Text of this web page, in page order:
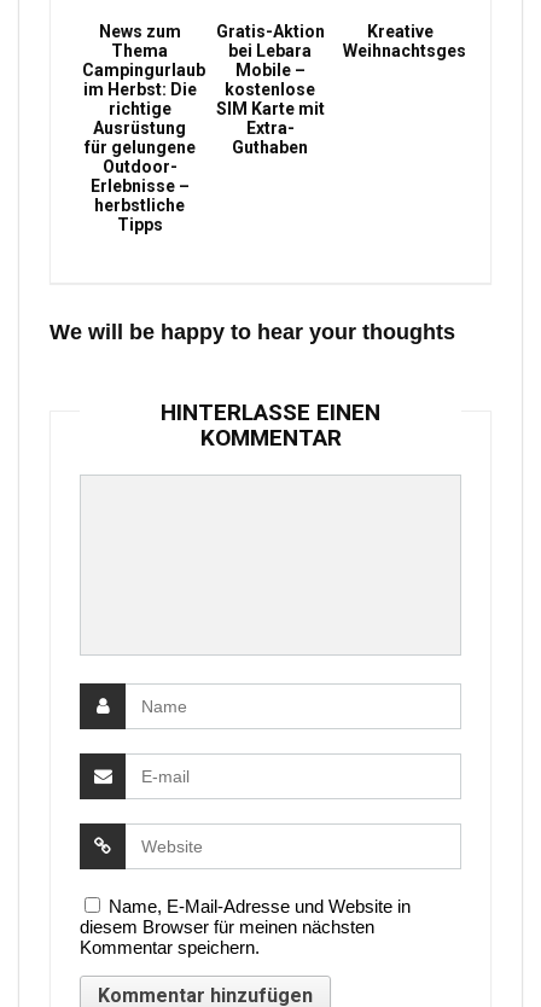
News zum
Thema
Campingurlaub
im Herbst: Die
richtige
Ausrüstung
für gelungene
Outdoor-
Erlebnisse –
herbstliche
Tipps
Gratis-Aktion
bei Lebara
Mobile –
kostenlose
SIM Karte mit
Extra-
Guthaben
Kreative
Weihnachtsgeschenke
We will be happy to hear your thoughts
HINTERLASSE EINEN
KOMMENTAR
Name, E-Mail-Adresse und Website in
diesem Browser für meinen nächsten
Kommentar speichern.